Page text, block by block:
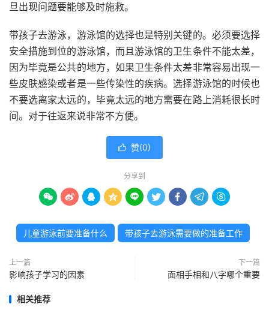
旦出现问题要能够及时施救。
带孩子去游泳，游泳馆的选择也是特别关键的。必须要选择
安全措施到位的游泳馆，而且游泳馆的卫生条件不能太差，
因为毕竟是公共的地方，如果卫生条件太差非常容易出现一
些皮肤感染或者是一些传染性的疾病。选择游泳馆的时候也
不要选离家太远的，毕竟太远的地方需要在路上消耗很长时
间。对于往返来说非常不方便。
 赞(0)
分享到
        
儿童游泳前要准备什么 带孩子去游泳需要做的准备工作
上一篇
影响孩子学习的因素
下一篇
面相手相和八字哪个重要
相关推荐